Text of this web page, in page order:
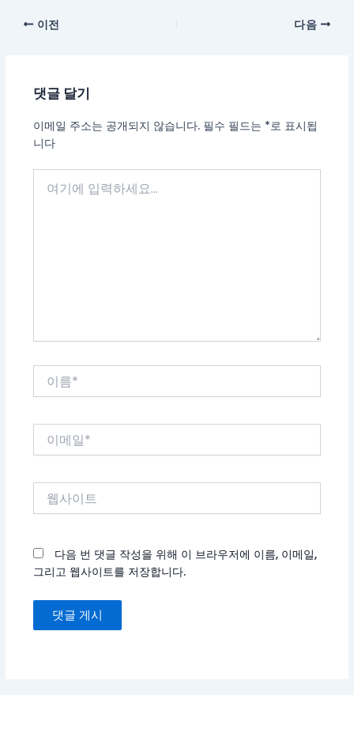
이전 다음
댓글 달기
이메일 주소는 공개되지 않습니다. 필수 필드는 *로 표시됩
니다
*
다음 번 댓글 작성을 위해 이 브라우저에 이름, 이메일,
그리고 웹사이트를 저장합니다.